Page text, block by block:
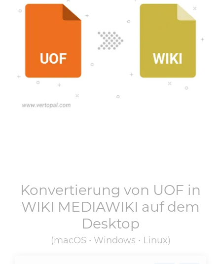
Konvertierung von UOF in
WIKI MEDIAWIKI auf dem
Desktop
(macOS • Windows • Linux)